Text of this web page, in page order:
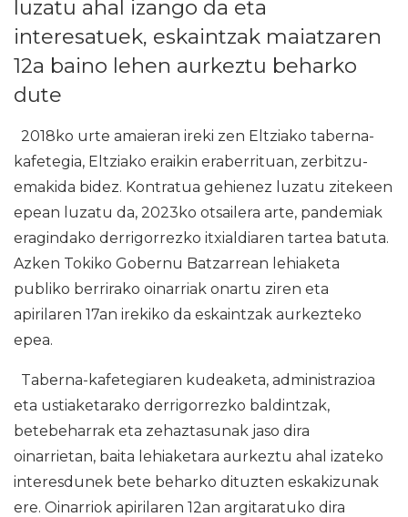
luzatu ahal izango da eta
interesatuek, eskaintzak maiatzaren
12a baino lehen aurkeztu beharko
dute
2018ko urte amaieran ireki zen Eltziako taberna-
kafetegia, Eltziako eraikin eraberrituan, zerbitzu-
emakida bidez. Kontratua gehienez luzatu zitekeen
epean luzatu da, 2023ko otsailera arte, pandemiak
eragindako derrigorrezko itxialdiaren tartea batuta.
Azken Tokiko Gobernu Batzarrean lehiaketa
publiko berrirako oinarriak onartu ziren eta
apirilaren 17an irekiko da eskaintzak aurkezteko
epea.
Taberna-kafetegiaren kudeaketa, administrazioa
eta ustiaketarako derrigorrezko baldintzak,
betebeharrak eta zehaztasunak jaso dira
oinarrietan, baita lehiaketara aurkeztu ahal izateko
interesdunek bete beharko dituzten eskakizunak
ere. Oinarriok apirilaren 12an argitaratuko dira